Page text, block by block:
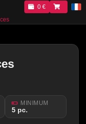
0 €
MINIMUM
5 рс.